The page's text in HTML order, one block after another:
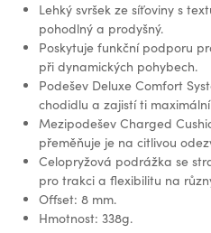
Lehký svršek ze síťoviny s
pohodlný a prodyšný.
Poskytuje funkční podporu
při dynamických pohybech.
Podešev Deluxe Comfort
chodidlu a zajistí ti
Mezipodešev Charged
přeměňuje je na citlivou
Celopryžová podrážka se
pro trakci a flexibilitu na
Offset: 8 mm.
Hmotnost: 338g.